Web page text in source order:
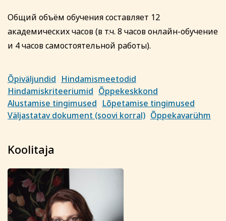
Общий объём обучения составляет 12
академических часов (в т.ч. 8 часов онлайн-обучение
и 4 часов самостоятельной работы).
Õpiväljundid Hindamismeetodid
Hindamiskriteeriumid Õppekeskkond
Alustamise tingimused Lõpetamise tingimused
Väljastatav dokument (soovi korral) Õppekavarühm
Koolitaja